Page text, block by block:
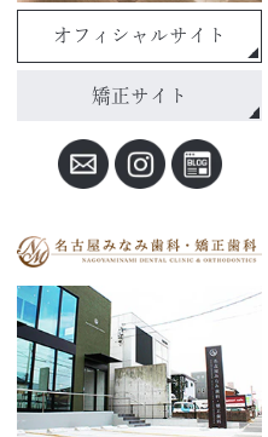
オフィシャルサイト
矯正サイト